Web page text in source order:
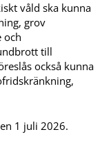
våld ska kunna
grov
och
till
också kunna
1 juli 2026.